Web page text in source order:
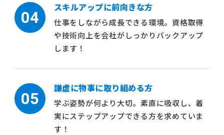
04 スキルアップに前向きな方
仕事をしながら成長できる環境。資格取得
や技術向上を会社がしっかりバックアップ
します！
05 謙虚に物事に取り組める方
学ぶ姿勢が何より大切。素直に吸収し、着
実にステップアップできる方を求めていま
す！